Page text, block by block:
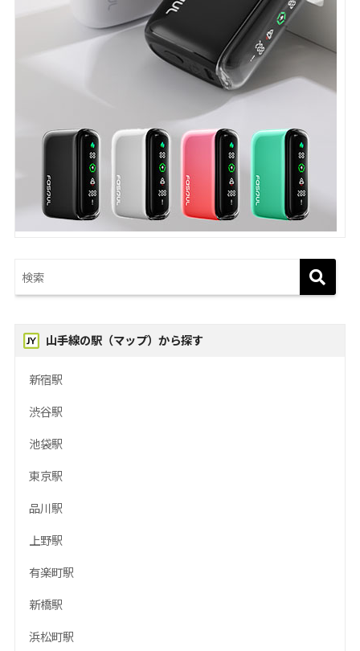
山手線の駅（マップ）から探す
新宿駅
渋谷駅
池袋駅
東京駅
品川駅
上野駅
有楽町駅
新橋駅
浜松町駅